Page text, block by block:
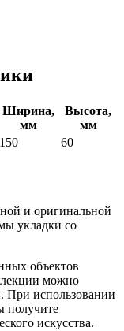
Ширина,
мм
Высота,
мм
150 60
и оригинальной
укладки со
объектов
можно
При использовании
получите
искусства.